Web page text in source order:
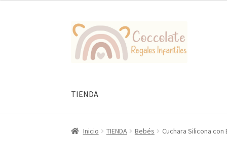
Ir
la
Ir
al
contenido
TIENDA
Inicio TIENDA Bebés Cuchara Silicona con